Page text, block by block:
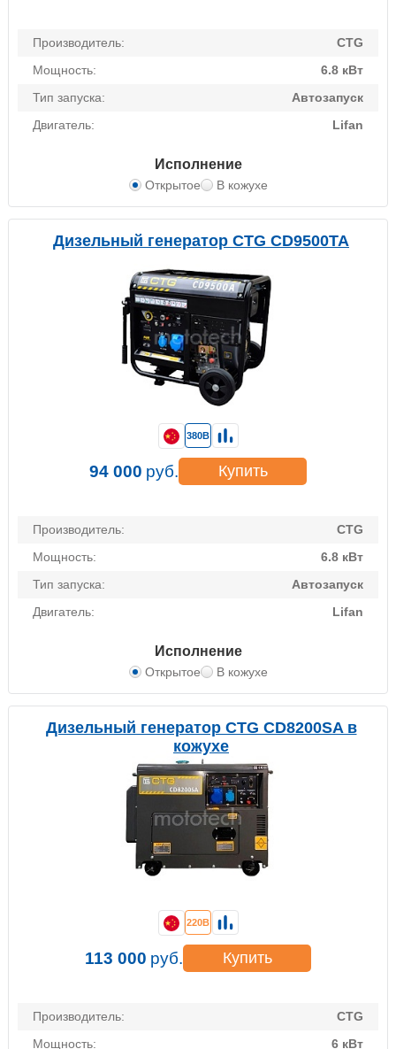
Производитель:
CTG
Мощность:
6.8 кВт
Тип запуска:
Автозапуск
Двигатель:
Lifan
Исполнение
Открытое В кожухе
Дизельный генератор CTG CD9500TA
Производитель:
CTG
Мощность:
6.8 кВт
Тип запуска:
Автозапуск
Двигатель:
Lifan
Исполнение
Открытое В кожухе
380В
94 000 руб. Купить
Дизельный генератор CTG CD8200SA в
кожухе
Производитель:
CTG
Мощность:
6 кВт
220В
113 000 руб. Купить